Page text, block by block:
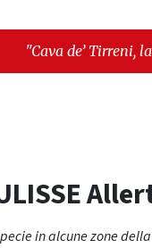
la Villa Vecchia
seduta
in alcune zone